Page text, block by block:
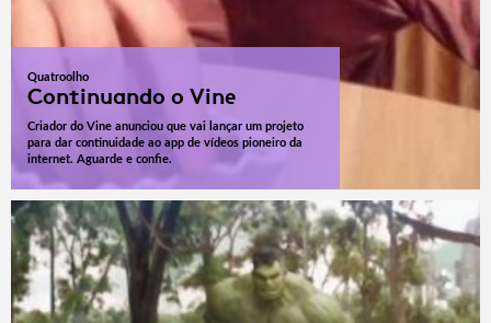
Quatroolho
Continuando o Vine
Criador do Vine anunciou que vai lançar um projeto
para dar continuidade ao app de vídeos pioneiro da
internet. Aguarde e confie.